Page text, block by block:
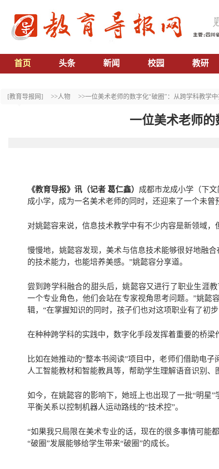
首页 头条 新闻 校园 教研
[教育导报网] >>人物 >>一位美术老师的数字化“破圈”：从跨学科教学
一位美术老师
《教育导报》讯（记者 葛仁鑫） 成都市龙成小学（下
成小学，成为一名美术老师的同时，还迎来了一个未
对姚懿容来说，信息技术教学中有不少内容是新领域
慢慢地，姚懿容发现，美术与信息技术能够很好地融
的技术能力，也能培养美感。”姚懿容分享道。
尝到跨学科融合的甜头后，姚懿容又进行了职业生涯
一个专业角色，他们会站在专家视角思考问题。”姚懿
辑，“在掌握知识的同时，孩子们也对这项职业有了初
在种种跨学科的实践中，数字化手段发挥着重要的桥
比如在她推动的“整本书阅读”项目中，老师们借助电
人工智能教材和智能教具等，帮助学生理解语音识别
如今，在姚懿容的影响下，她班上也出现了一批“明星
平衡关系以控制机器人运动路线的“技术控”。
“如果我只局限在美术专业的话，现在的很多事情可能
“破圈”发展能够给学生带来“破圈”的成长。